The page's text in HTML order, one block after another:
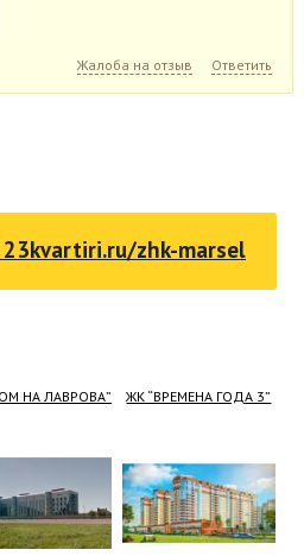
Жалоба на отзыв Ответить
23kvartiri.ru/zhk-marsel
НА ЛАВРОВА” ЖК “ВРЕМЕНА ГОДА 3”